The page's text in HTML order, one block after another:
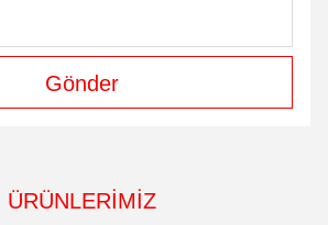
Gönder
ÜRÜNLERIMIZ